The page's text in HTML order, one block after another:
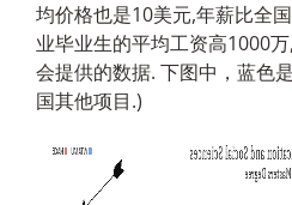
均价格也是10美元,年薪比全
业毕业生的平均工资高1000
会提供的数据. 下图中，蓝色
国其他项目.)